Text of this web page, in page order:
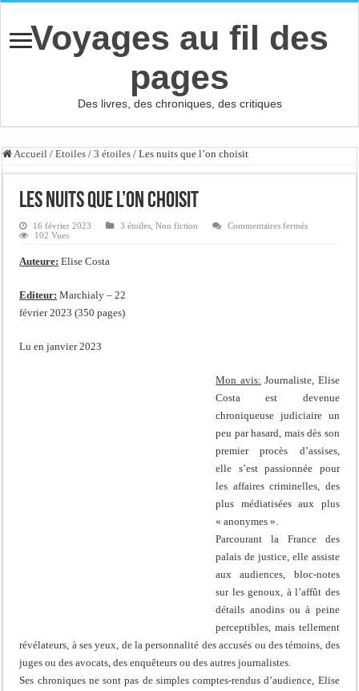
Voyages au fil des
pages
Des livres, des chroniques, des critiques
Accueil / Etoiles / 3 étoiles / Les nuits que l’on choisit
Les nuits que l’on choisit
16 février 2023 3 étoiles ,Non fiction Commentaires ferméssur
102 Vues
Auteure: Elise Costa
Editeur: Marchialy – 22
février 2023 (350 pages)
Lu en janvier 2023
Mon avis: Journaliste, Elise
Costa est devenue
chroniqueuse judiciaire un
peu par hasard, mais dès son
premier procès d’assises,
elle s’est passionnée pour
les affaires criminelles, des
plus médiatisées aux plus
« anonymes ».
Parcourant la France des
palais de justice, elle assiste
aux audiences, bloc-notes
sur les genoux, à l’affût des
détails anodins ou à peine
perceptibles, mais tellement
révélateurs, à ses yeux, de la personnalité des accusés ou des témoins, des
juges ou des avocats, des enquêteurs ou des autres journalistes.
Ses chroniques ne sont pas de simples comptes-rendus d’audience, Elise